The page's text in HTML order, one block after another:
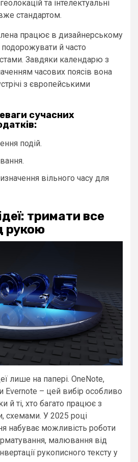
та інтелектуальні
стандартом.
працює в дизайнерському
й часто
Завдяки календарю з
часових поясів вона
з європейськими
сучасних
подій.
вільного часу для
тримати все
рукою
лише на папері. OneNote,
Evernote – цей вибір особливо
й ті, хто багато працює з
схемами. У 2025 році
набуває можливість роботи
малювання від
рукописного тексту у